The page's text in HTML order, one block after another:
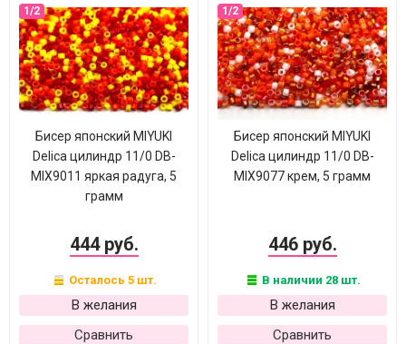
Бисер японский MIYUKI
Delica цилиндр 11/0 DB-
MIX9011 яркая радуга, 5
грамм
444 руб.
Осталось 5 шт.
В желания
Сравнить
Бисер японский MIYUKI
Delica цилиндр 11/0 DB-
MIX9077 крем, 5 грамм
446 руб.
В наличии 28 шт.
В желания
Сравнить